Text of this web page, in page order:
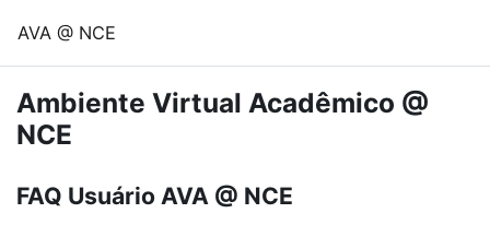
AVA @ NCE
Ambiente Virtual Acadêmico @
NCE
FAQ Usuário AVA @ NCE